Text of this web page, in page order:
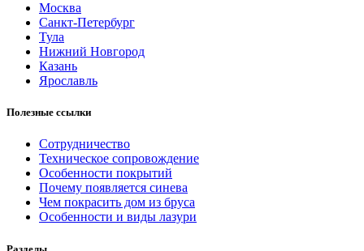
Москва
Санкт-Петербург
Тула
Нижний Новгород
Казань
Ярославль
Полезные ссылки
Сотрудничество
Техническое сопровождение
Особенности покрытий
Почему появляется синева
Чем покрасить дом из бруса
Особенности и виды лазури